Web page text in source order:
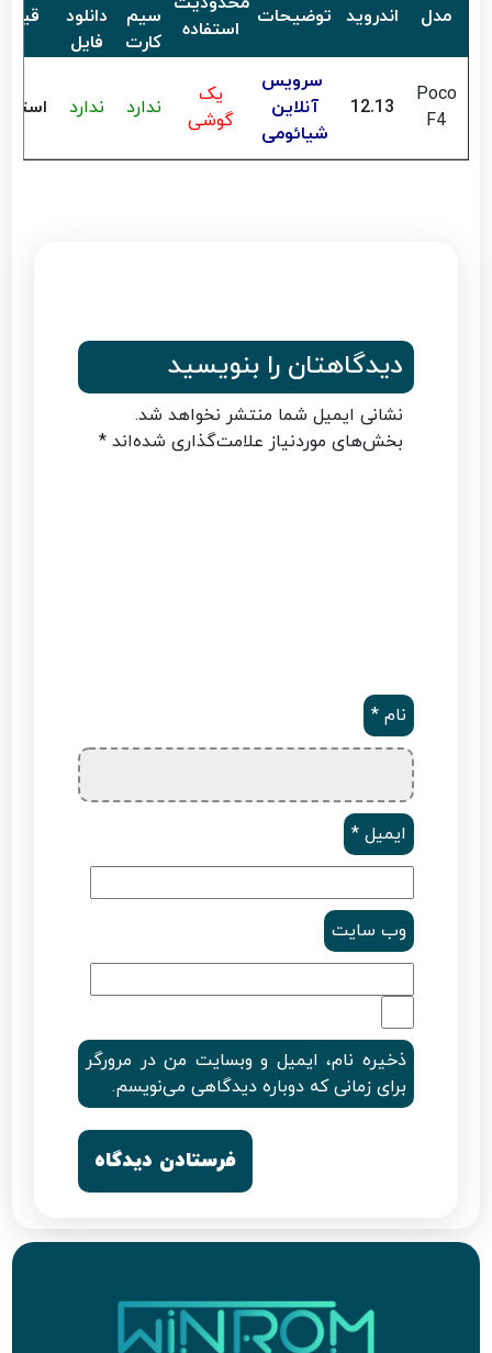
مدل اندروید توضیحات
استفاده
سیم
کارت
دانلود
فایل
Poco
F4
12.13
سرویس
آنلاین
شیائومی
یک
گوشی
ندارد ندارد
دیدگاهتان را بنویسید
نشانی ایمیل شما منتشر نخواهد شد.
بخش‌های موردنیاز علامت‌گذاری شده‌اند*
نام*
ایمیل*
وب‌ سایت
ذخیره نام، ایمیل و وبسایت من در مرورگر
برای زمانی که دوباره دیدگاهی می‌نویسم.